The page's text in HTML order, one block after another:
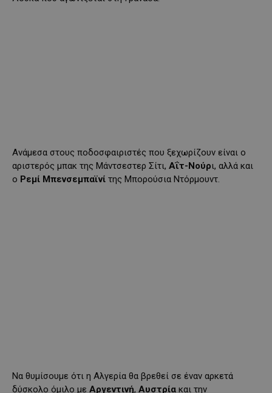
Ανάμεσα στους ποδοσφαιριστές που ξεχωρίζουν είναι ο
αριστερός μπακ της Μάντσεστερ Σίτι, Αΐτ-Νούρι, αλλά και
ο Ρεμί Μπενσεμπαϊνί της Μπορούσια Ντόρμουντ.
Να θυμίσουμε ότι η Αλγερία θα βρεθεί σε έναν αρκετά
δύσκολο όμιλο με Αργεντινή, Αυστρία και την